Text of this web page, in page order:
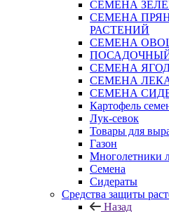
СЕМЕНА
СЕМЕНА
РАСТЕНИЙ
СЕМЕНА
СЕМЕНА
СЕМЕНА
СЕМЕНА
Картофель
Лук-севок
Товары для
Газон
Многолетники
Семена
Сидераты
Средства защиты
Назад